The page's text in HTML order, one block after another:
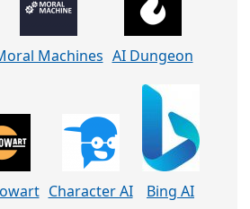
Machines AI Dungeon
Character AI Bing AI